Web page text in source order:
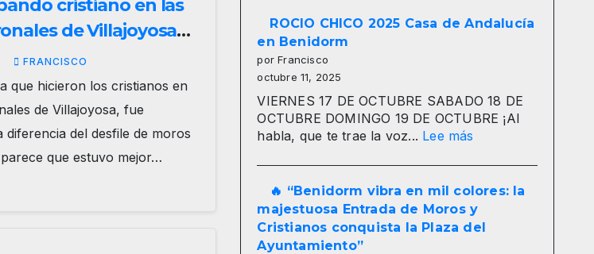
cristiano en las
de Villajoyosa
FRANCISCO
que hicieron los cristianos en
de Villajoyosa, fue
diferencia del desfile de moros
que estuvo mejor…
trabajas
El
gran
salarios
🔍
ROCIO CHICO 2025 Casa de Andalucía
en Benidorm
por Francisco
octubre 11, 2025
VIERNES 17 DE OCTUBRE SABADO 18 DE
OCTUBRE DOMINGO 19 DE OCTUBRE ¡Al
habla, que te trae la voz... Lee más
CHICO
2025
Casa
de
🔥 “Benidorm vibra en mil colores: la
majestuosa Entrada de Moros y
Cristianos conquista la Plaza del
Ayuntamiento”